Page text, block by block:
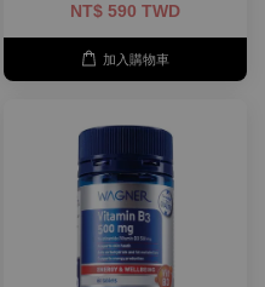
NT$ 590 TWD
加入購物車